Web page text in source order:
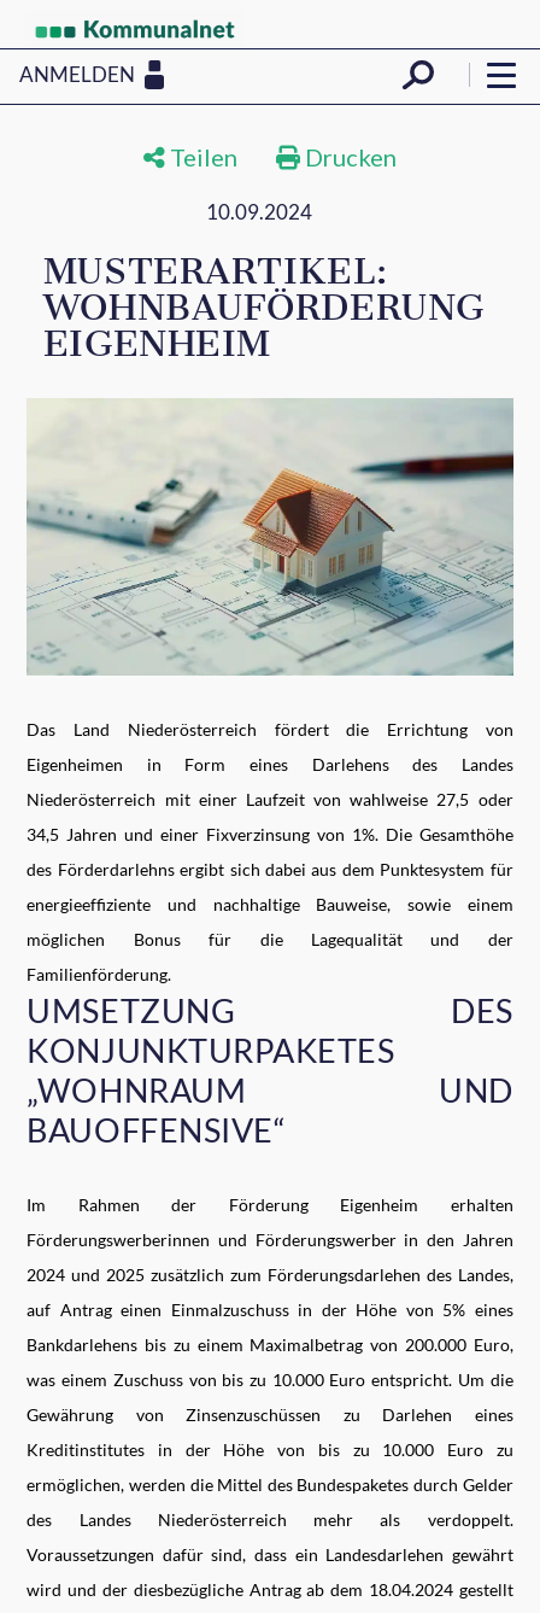
ANMELDEN
Teilen Drucken
10.09.2024
MUSTERARTIKEL:
WOHNBAUFÖRDERUNG
EIGENHEIM
Das Land Niederösterreich fördert die Errichtung von
Eigenheimen in Form eines Darlehens des Landes
Niederösterreich mit einer Laufzeit von wahlweise 27,5 oder
34,5 Jahren und einer Fixverzinsung von 1%. Die Gesamthöhe
des Förderdarlehns ergibt sich dabei aus dem Punktesystem für
energieeffiziente und nachhaltige Bauweise, sowie einem
möglichen Bonus für die Lagequalität und der
Familienförderung.
UMSETZUNG DES
KONJUNKTURPAKETES
„WOHNRAUM UND
BAUOFFENSIVE“
Im Rahmen der Förderung Eigenheim erhalten
Förderungswerberinnen und Förderungswerber in den Jahren
2024 und 2025 zusätzlich zum Förderungsdarlehen des Landes,
auf Antrag einen Einmalzuschuss in der Höhe von 5% eines
Bankdarlehens bis zu einem Maximalbetrag von 200.000 Euro,
was einem Zuschuss von bis zu 10.000 Euro entspricht. Um die
Gewährung von Zinsenzuschüssen zu Darlehen eines
Kreditinstitutes in der Höhe von bis zu 10.000 Euro zu
ermöglichen, werden die Mittel des Bundespaketes durch Gelder
des Landes Niederösterreich mehr als verdoppelt.
Voraussetzungen dafür sind, dass ein Landesdarlehen gewährt
wird und der diesbezügliche Antrag ab dem 18.04.2024 gestellt